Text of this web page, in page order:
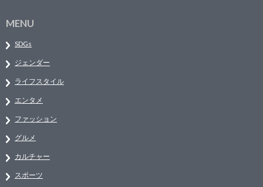
MENU
SDGs
ジェンダー
ライフスタイル
エンタメ
ファッション
グルメ
カルチャー
スポーツ